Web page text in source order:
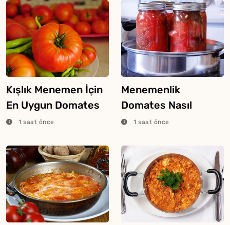
Kışlık Menemen İçin
En Uygun Domates
Nasıl Seçilir?
1 saat önce
Menemenlik
Domates Nasıl
Hazırlanır?
1 saat önce